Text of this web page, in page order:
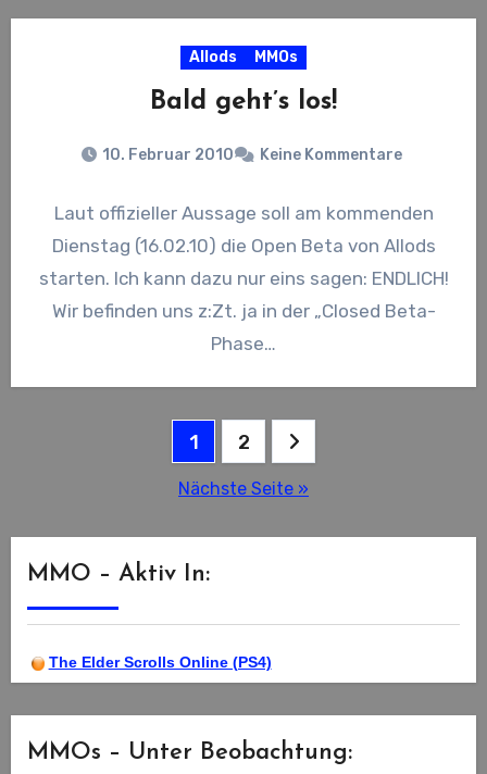
Allods MMOs
Bald geht’s los!
10. Februar 2010 Keine Kommentare
Laut offizieller Aussage soll am kommenden
Dienstag (16.02.10) die Open Beta von Allods
starten. Ich kann dazu nur eins sagen: ENDLICH!
Wir befinden uns z:Zt. ja in der „Closed Beta-
Phase…
Seitennummerierung
Beiträge
1 2
Nächste Seite »
MMO – Aktiv In:
The Elder Scrolls Online (PS4)
MMOs – Unter Beobachtung: